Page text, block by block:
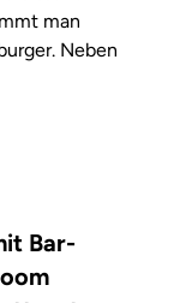
man
Neben
Bar-